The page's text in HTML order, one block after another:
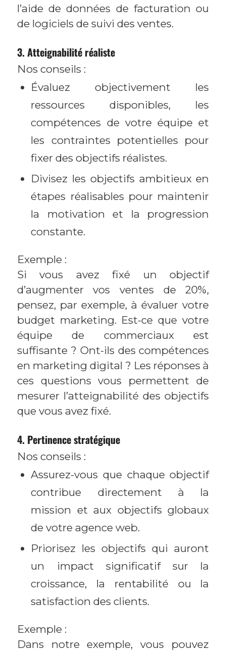
l’aide de données de facturation ou
de logiciels de suivi des ventes.
3. Atteignabilité réaliste
Nos conseils :
Évaluez objectivement les
ressources disponibles, les
compétences de votre équipe et
les contraintes potentielles pour
fixer des objectifs réalistes.
Divisez les objectifs ambitieux en
étapes réalisables pour maintenir
la motivation et la progression
constante.
Exemple :
Si vous avez fixé un objectif
d’augmenter vos ventes de 20%,
pensez, par exemple, à évaluer votre
budget marketing. Est-ce que votre
équipe de commerciaux est
suffisante ? Ont-ils des compétences
en marketing digital ? Les réponses à
ces questions vous permettent de
mesurer l’atteignabilité des objectifs
que vous avez fixé.
4. Pertinence stratégique
Nos conseils :
Assurez-vous que chaque objectif
contribue directement à la
mission et aux objectifs globaux
de votre agence web.
Priorisez les objectifs qui auront
un impact significatif sur la
croissance, la rentabilité ou la
satisfaction des clients.
Exemple :
Dans notre exemple, vous pouvez